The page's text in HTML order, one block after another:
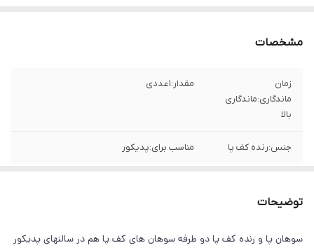
مشخصات
زمان
ماندگاری:ماندگاری
بالا
مقدار:1 عددی
جنس:رنده کف پا مناسب برای:پدیکور
توضیحات
سوهان پا و‌‌ رنده کف پا دو طرفه سوهان های کف پا هم در سالنهای پدیکور